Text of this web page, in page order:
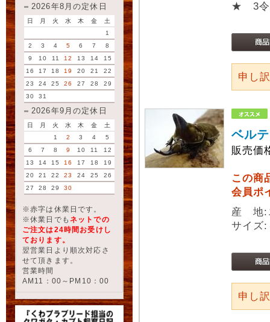
2026年8月の定休日
日 月 火 水 木 金
土
1
2
3 4 5 6 7
8
9
10 11 12 13 14
15
16
17 18 19 20 21
22
23
24 25 26 27 28
29
30
31
2026年9月の定休日
日 月 火 水 木 金
土
1
2 3 4
5
6
7 8 9 10 11
12
13
14 15 16 17 18
19
20
21 22 23 24 25
26
27
28 29 30
※赤字は休業日です。
※休業日でも ネットでの
ご注文は24時間お受けし
ております。
翌営業日より順次対応さ
せて頂きます。
営業時間
AM11：00～PM10：00
★ 3令
申し
ベル
販売価
この商
会員ポ
産 地:
サイ
申し